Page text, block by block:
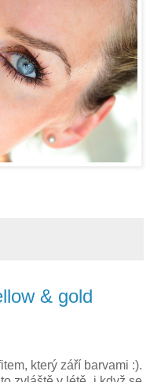
& gold
který září barvami :).